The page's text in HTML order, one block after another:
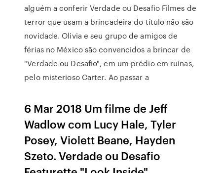
alguém a conferir Verdade ou Desafio Filmes de
terror que usam a brincadeira do título não são
novidade. Olivia e seu grupo de amigos de
férias no México são convencidos a brincar de
"Verdade ou Desafio", em um prédio em ruínas,
pelo misterioso Carter. Ao passar a
6 Mar 2018 Um filme de Jeff
Wadlow com Lucy Hale, Tyler
Posey, Violett Beane, Hayden
Szeto. Verdade ou Desafio